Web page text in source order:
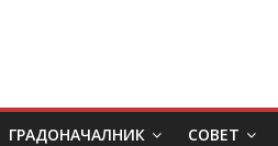
ГРАДОНАЧАЛНИК СОВЕТ